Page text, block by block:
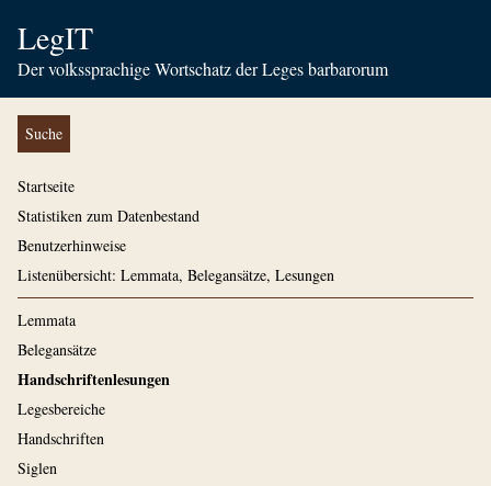
LegIT
Der volkssprachige Wortschatz der Leges barbarorum
Suche
Startseite
Statistiken zum Datenbestand
Benutzerhinweise
Listenübersicht: Lemmata, Belegansätze, Lesungen
Lemmata
Belegansätze
Handschriftenlesungen
Legesbereiche
Handschriften
Siglen